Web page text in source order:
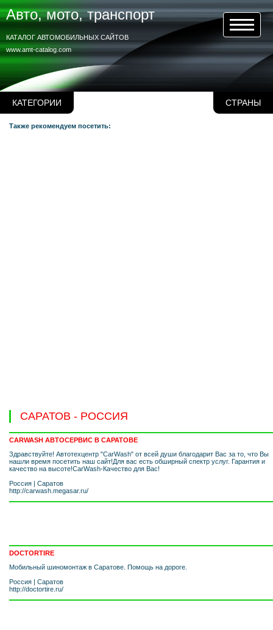
КАТЕГОРИИ СТРАНЫ
Авто, мото, транспорт
www.amt-catalog.com
КАТАЛОГ АВТОМОБИЛЬНЫХ САЙТОВ
Также рекомендуем посетить:
САРАТОВ - РОССИЯ
CARWASH АВТОСЕРВИС В САРАТОВЕ
Здравствуйте! Автотехцентр "CarWash" от всей души благодарит Вас за то, что Вы
нашли время посетить наш сайт!Для вас есть обширный спектр услуг. Гарантия и
качество на высоте!CarWash-Качество для Вас!
Россия | Саратов
http://carwash.megasar.ru/
DOCTORTIRE
Мобильный шиномонтаж в Саратове. Помощь на дороге.
Россия | Саратов
http://doctortire.ru/